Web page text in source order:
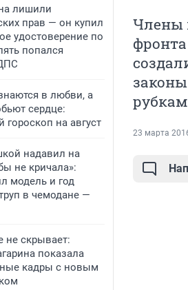
лишили
прав — он купил
удостоверение по
попался
в любви, а
сердце:
на август
надавил на
не кричала»:
модель и год
в чемодане —
не скрывает:
показала
кадры с новым
Члены
23 марта